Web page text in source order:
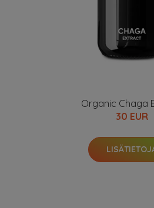
Organic Chaga
30 EUR